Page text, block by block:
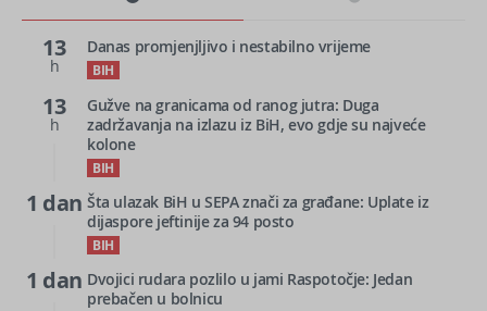
13
h
Danas promjenjljivo i nestabilno vrijeme
BIH
13
h
Gužve na granicama od ranog jutra: Duga
zadržavanja na izlazu iz BiH, evo gdje su najveće
kolone
BIH
1 dan Šta ulazak BiH u SEPA znači za građane: Uplate iz
dijaspore jeftinije za 94 posto
BIH
1 dan Dvojici rudara pozlilo u jami Raspotočje: Jedan
prebačen u bolnicu